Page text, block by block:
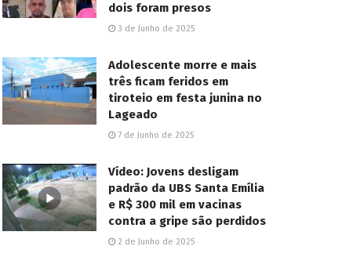
dois foram presos
3 de Junho de 2025
Adolescente morre e mais
três ficam feridos em
tiroteio em festa junina no
Lageado
7 de Junho de 2025
Vídeo: Jovens desligam
padrão da UBS Santa Emília
e R$ 300 mil em vacinas
contra a gripe são perdidos
2 de Junho de 2025